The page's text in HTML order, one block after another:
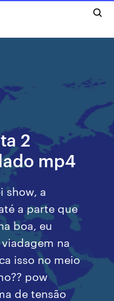
2
mp4
show, a
a parte que
boa, eu
na
isso no meio
pow
de tensão